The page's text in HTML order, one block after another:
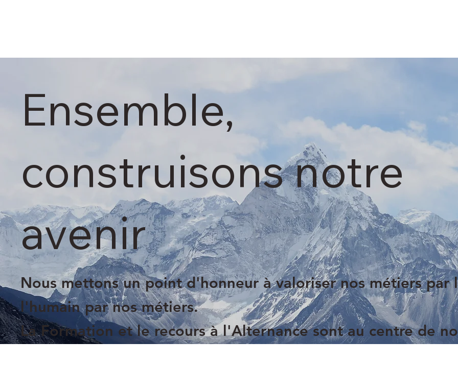
Ensemble,
construisons notre
avenir
Nous mettons un point d'honneur à valoriser nos métiers par
l'humain par nos métiers.
La Formation et le recours à l'Alternance sont au centre de